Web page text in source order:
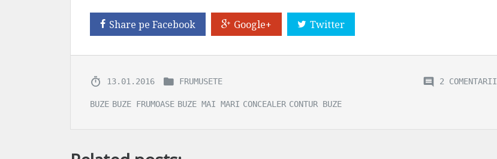
Share pe Facebook Google+ Twitter
13.01.2016 FRUMUSETE 2 COMENTARII
BUZE BUZE FRUMOASE BUZE MAI MARI CONCEALER CONTUR BUZE